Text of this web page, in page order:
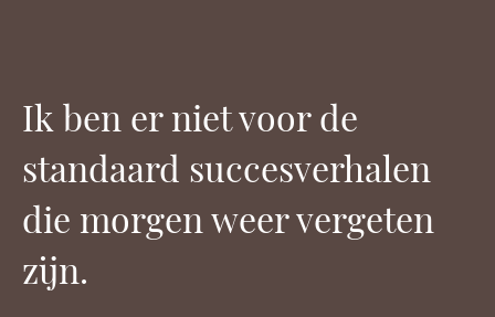
Ik ben er niet voor de
standaard succesverhalen
die morgen weer vergeten
zijn.